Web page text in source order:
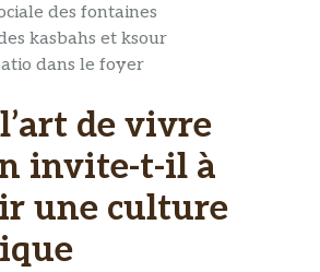
des fontaines
kasbahs et ksour
dans le foyer
de vivre
invite-t-il à
une culture